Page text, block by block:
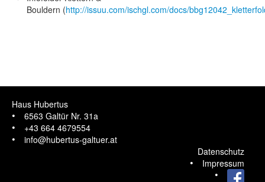
WOHNUNG ZEINIS
Bouldern (http://issuu.com/ischgl.com/docs/
Haus Hubertus
6563 Galtür Nr. 31a
+43 664 4679554
info@hubertus-galtuer.at
Datenschutz
Impressum
Facebook